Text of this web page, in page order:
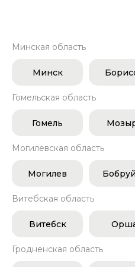
Минская область
Минск
Гомельская область
Гомель
Могилевская область
Могилев
Витебская область
Витебск
Гродненская область